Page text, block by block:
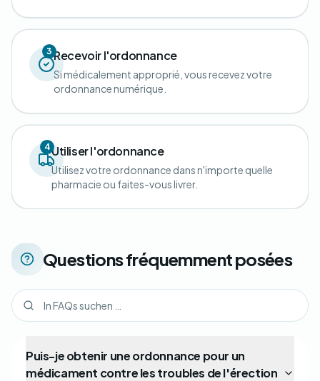
3 Recevoir l'ordonnance
Si médicalement approprié, vous recevez votre
ordonnance numérique.
4Utiliser l'ordonnance
Utilisez votre ordonnance dans n'importe quelle
pharmacie ou faites-vous livrer.
Questions fréquemment posées
Puis-je obtenir une ordonnance pour un
médicament contre les troubles de l'érection